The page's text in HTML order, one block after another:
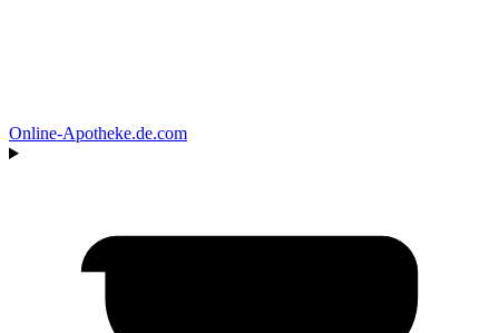
Online‑Apotheke.de.com